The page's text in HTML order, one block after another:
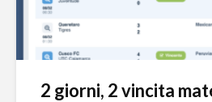
2 giorni, 2 vincita